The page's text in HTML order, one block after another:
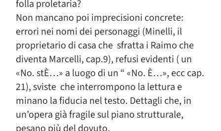
folla proletaria?
Non mancano poi imprecisioni concrete:
errori nei nomi dei personaggi (Minelli, il
proprietario di casa che sfratta i Raimo che
diventa Marcelli, cap.9), refusi evidenti ( un
«No. stÈ…» a luogo di un “ «No. È…», ecc cap.
21), sviste che interrompono la lettura e
minano la fiducia nel testo. Dettagli che, in
un’opera già fragile sul piano strutturale,